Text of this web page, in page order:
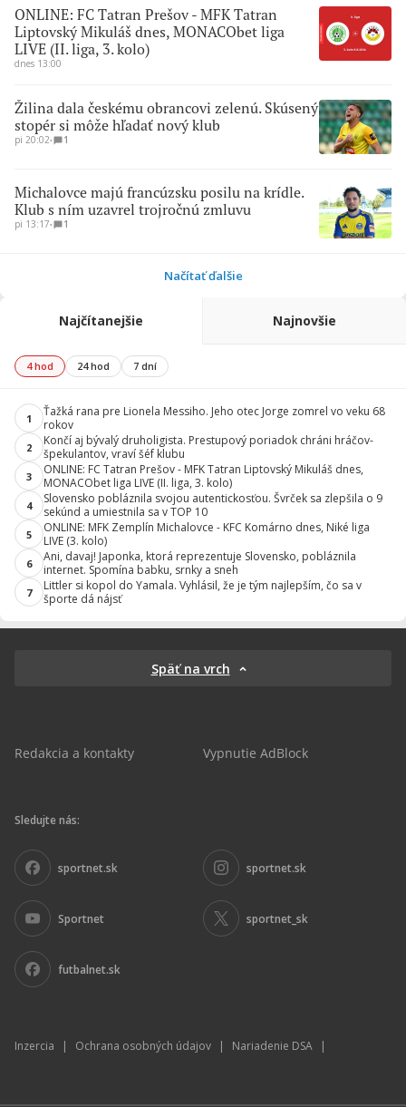
ONLINE: FC Tatran Prešov - MFK Tatran
Liptovský Mikuláš dnes, MONACObet liga
LIVE (II. liga, 3. kolo)
dnes 13:00
Žilina dala českému obrancovi zelenú. Skúsený
stopér si môže hľadať nový klub
pi 20:02∙ 1
Michalovce majú francúzsku posilu na krídle.
Klub s ním uzavrel trojročnú zmluvu
pi 13:17∙ 1
Načítať ďalšie
Najčítanejšie Najnovšie
4 hod 24 hod 7 dní
1
Ťažká rana pre Lionela Messiho. Jeho otec Jorge zomrel vo veku 68
rokov
2
Končí aj bývalý druholigista. Prestupový poriadok chráni hráčov-
špekulantov, vraví šéf klubu
3
ONLINE: FC Tatran Prešov - MFK Tatran Liptovský Mikuláš dnes,
MONACObet liga LIVE (II. liga, 3. kolo)
4
Slovensko pobláznila svojou autentickosťou. Švrček sa zlepšila o 9
sekúnd a umiestnila sa v TOP 10
5
ONLINE: MFK Zemplín Michalovce - KFC Komárno dnes, Niké liga
LIVE (3. kolo)
6
Ani, davaj! Japonka, ktorá reprezentuje Slovensko, pobláznila
internet. Spomína babku, srnky a sneh
7
Littler si kopol do Yamala. Vyhlásil, že je tým najlepším, čo sa v
športe dá nájsť
Späť na vrch
Redakcia a kontakty Vypnutie AdBlock
Sledujte nás:
sportnet.sk sportnet.sk
Sportnet sportnet_sk
futbalnet.sk
Inzercia | Ochrana osobných údajov | Nariadenie DSA |